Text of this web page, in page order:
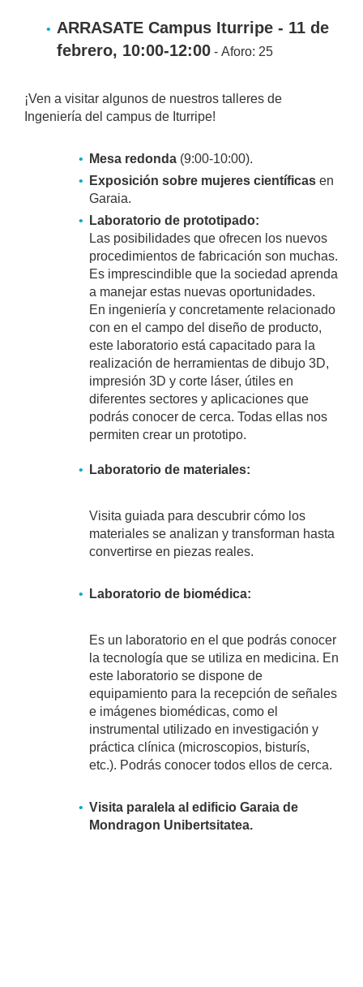
ARRASATE Campus Iturripe - 11 de
febrero, 10:00-12:00 - Aforo: 25
¡Ven a visitar algunos de nuestros talleres de
Ingeniería del campus de Iturripe!
Mesa redonda (9:00-10:00).
Exposición sobre mujeres científicas en
Garaia.
Laboratorio de prototipado:
Las posibilidades que ofrecen los nuevos
procedimientos de fabricación son muchas.
Es imprescindible que la sociedad aprenda
a manejar estas nuevas oportunidades.
En ingeniería y concretamente relacionado
con en el campo del diseño de producto,
este laboratorio está capacitado para la
realización de herramientas de dibujo 3D,
impresión 3D y corte láser, útiles en
diferentes sectores y aplicaciones que
podrás conocer de cerca. Todas ellas nos
permiten crear un prototipo.
Laboratorio de materiales:
Visita guiada para descubrir cómo los
materiales se analizan y transforman hasta
convertirse en piezas reales.
Laboratorio de biomédica:
Es un laboratorio en el que podrás conocer
la tecnología que se utiliza en medicina. En
este laboratorio se dispone de
equipamiento para la recepción de señales
e imágenes biomédicas, como el
instrumental utilizado en investigación y
práctica clínica (microscopios, bisturís,
etc.). Podrás conocer todos ellos de cerca.
Visita paralela al edificio Garaia de
Mondragon Unibertsitatea.